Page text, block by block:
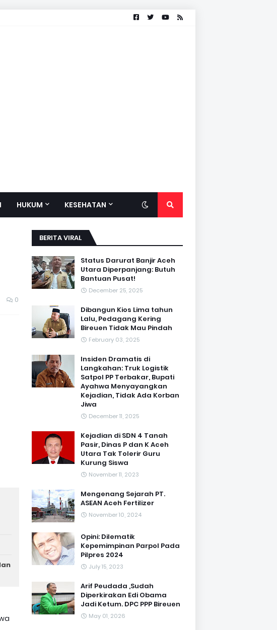
HUKUM KESEHATAN
0
BERITA VIRAL
Status Darurat Banjir Aceh
Utara Diperpanjang: Butuh
Bantuan Pusat!
December 25, 2025
Dibangun Kios Lima tahun
Lalu, Pedagang Kering
Bireuen Tidak Mau Pindah
February 03, 2025
Insiden Dramatis di
Langkahan: Truk Logistik
Satpol PP Terbakar, Bupati
Ayahwa Menyayangkan
Kejadian, Tidak Ada Korban
Jiwa
December 11, 2025
Kejadian di SDN 4 Tanah
Pasir, Dinas P dan K Aceh
Utara Tak Tolerir Guru
Kurung Siswa
November 11, 2023
Mengenang Sejarah PT.
ASEAN Aceh Fertilizer
November 10, 2024
Opini: Dilematik
Kepemimpinan Parpol Pada
Pilpres 2024
July 15, 2023
Arif Peudada ,Sudah
Diperkirakan Edi Obama
Jadi Ketum. DPC PPP Bireuen
May 01, 2026